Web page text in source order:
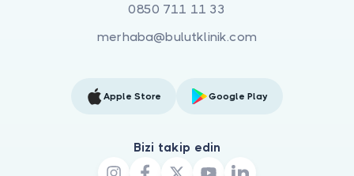
0850 711 11 33
merhaba@bulutklinik.com
Apple Store Google Play
Bizi takip edin